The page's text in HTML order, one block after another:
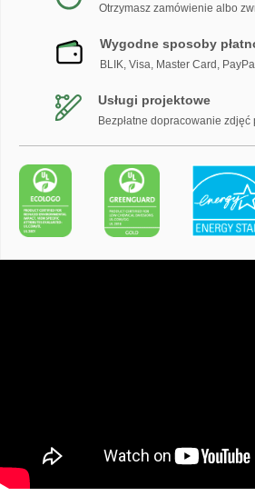
Otrzymasz zamówienie albo
Wygodne sposoby
BLIK, Visa, Master Card,
Usługi projektowe
Bezpłatne dopracowanie zdjęć